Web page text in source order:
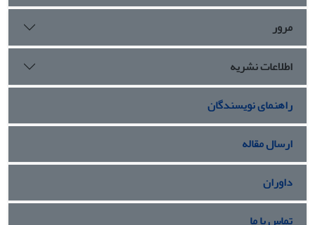
مرور
اطلاعات نشریه
راهنمای نویسندگان
ارسال مقاله
داوران